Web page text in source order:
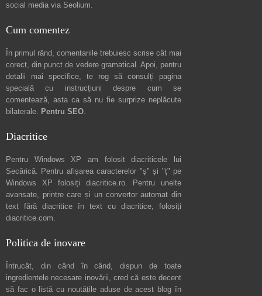
social media via Seolium.
Cum comentez
În primul rând, comentariile trebuiesc scrise cât mai
corect, din punct de vedere gramatical. Apoi, pentru
detalii mai specifice, te rog să consulți pagina
specială cu instrucțiuni despre cum se
comentează, asta ca să nu fie surprize neplăcute
bilaterale. Pentru SEO.
Diacritice
Pentru Windows XP am folosit diacriticele lui
Secărică. Pentru afișarea caracterelor "ș" și "ț" pe
Windows XP folosiți diacritice.ro. Pentru unelte
avansate, printre care și un convertor automat din
text fără diacritice în text cu diacritice, folosiți
diacritice.com.
Politica de inovare
Întrucât, din când în când, dispun de toate
ingredientele necesare inovării, cred că este decent
să fac o listă cu noutățile aduse de acest blog în